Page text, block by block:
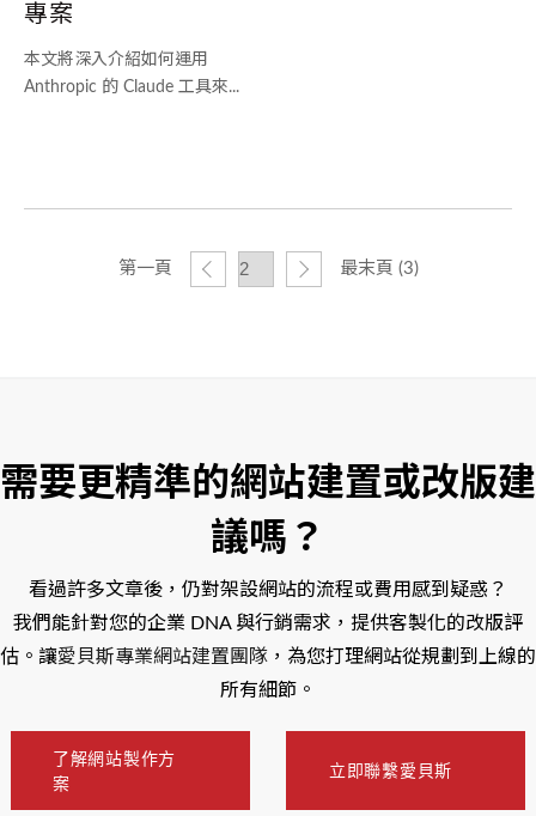
專案
本文將深入介紹如何運用
Anthropic 的 Claude 工具來...
第一頁 最末頁 (3)
需要更精準的網站建置或改版建
議嗎？
看過許多文章後，仍對架設網站的流程或費用感到疑惑？
我們能針對您的企業 DNA 與行銷需求，提供客製化的改版評
估。讓愛貝斯專業網站建置團隊 ，為您打理網站從規劃到上線的
所有細節。
了解網站製作方
案
立即聯繫愛貝斯